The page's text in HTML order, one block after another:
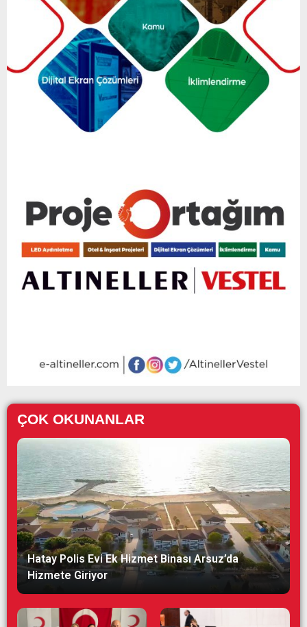
ÇOK OKUNANLAR
Hatay Polis Evi Ek Hizmet Binası Arsuz’da
Hizmete Giriyor